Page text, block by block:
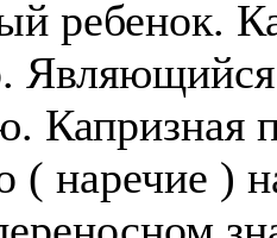
ребенок.
Капризная
( наречие )